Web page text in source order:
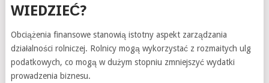
WIEDZIEĆ?
Obciążenia finansowe stanowią istotny aspekt zarządzania
działalności rolniczej. Rolnicy mogą wykorzystać z rozmaitych ulg
podatkowych, co mogą w dużym stopniu zmniejszyć wydatki
prowadzenia biznesu.